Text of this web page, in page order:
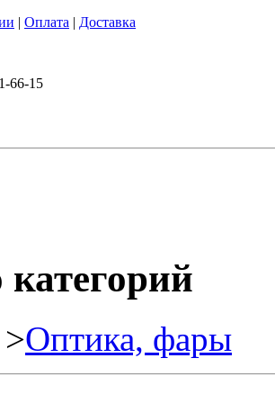
| Оплата | Доставка
66-15
>Оптика, фары